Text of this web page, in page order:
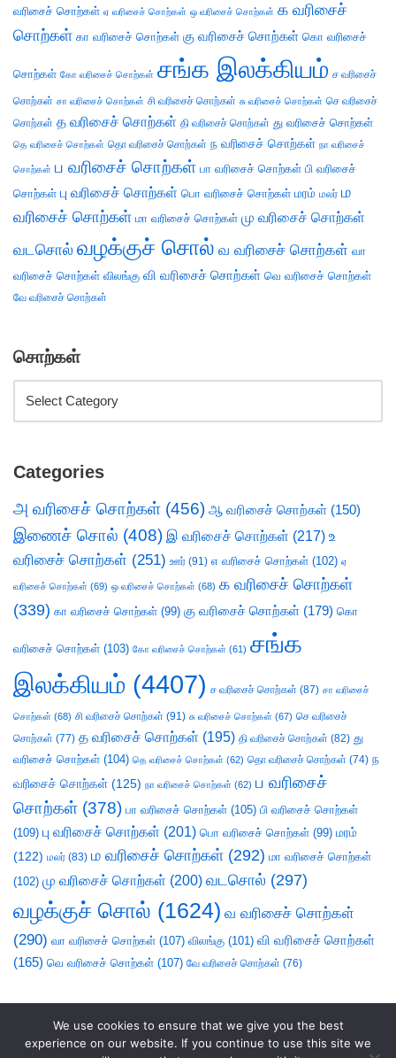
வரிசைச் சொற்கள் ஏ வரிசைச் சொற்கள் ஒ வரிசைச் சொற்கள் க வரிசைச்
சொற்கள் கா வரிசைச் சொற்கள் கு வரிசைச் சொற்கள் கொ வரிசைச்
சொற்கள் கோ வரிசைச் சொற்கள் சங்க இலக்கியம் ச வரிசைச்
சொற்கள் சா வரிசைச் சொற்கள் சி வரிசைச் சொற்கள் சு வரிசைச் சொற்கள் செ வரிசைச்
சொற்கள் த வரிசைச் சொற்கள் தி வரிசைச் சொற்கள் து வரிசைச் சொற்கள்
தெ வரிசைச் சொற்கள் தொ வரிசைச் சொற்கள் ந வரிசைச் சொற்கள் நா வரிசைச்
சொற்கள் ப வரிசைச் சொற்கள் பா வரிசைச் சொற்கள் பி வரிசைச்
சொற்கள் பு வரிசைச் சொற்கள் பொ வரிசைச் சொற்கள் மரம் மலர் ம
வரிசைச் சொற்கள் மா வரிசைச் சொற்கள் மு வரிசைச் சொற்கள்
வடசொல் வழக்குச் சொல் வ வரிசைச் சொற்கள் வா
வரிசைச் சொற்கள் விலங்கு வி வரிசைச் சொற்கள் வெ வரிசைச் சொற்கள்
வே வரிசைச் சொற்கள்
சொற்கள்
Categories
அ வரிசைச் சொற்கள் (456) ஆ வரிசைச் சொற்கள் (150)
இணைச் சொல் (408) இ வரிசைச் சொற்கள் (217) உ
வரிசைச் சொற்கள் (251) ஊர் (91) எ வரிசைச் சொற்கள் (102) ஏ
வரிசைச் சொற்கள் (69) ஒ வரிசைச் சொற்கள் (68) க வரிசைச் சொற்கள்
(339) கா வரிசைச் சொற்கள் (99) கு வரிசைச் சொற்கள் (179) கொ
வரிசைச் சொற்கள் (103) கோ வரிசைச் சொற்கள் (61) சங்க
இலக்கியம் (4407) ச வரிசைச் சொற்கள் (87) சா வரிசைச்
சொற்கள் (68) சி வரிசைச் சொற்கள் (91) சு வரிசைச் சொற்கள் (67) செ வரிசைச்
சொற்கள் (77) த வரிசைச் சொற்கள் (195) தி வரிசைச் சொற்கள் (82) து
வரிசைச் சொற்கள் (104) தெ வரிசைச் சொற்கள் (62) தொ வரிசைச் சொற்கள் (74) ந
வரிசைச் சொற்கள் (125) நா வரிசைச் சொற்கள் (62) ப வரிசைச்
சொற்கள் (378) பா வரிசைச் சொற்கள் (105) பி வரிசைச் சொற்கள்
(109) பு வரிசைச் சொற்கள் (201) பொ வரிசைச் சொற்கள் (99) மரம்
(122) மலர் (83) ம வரிசைச் சொற்கள் (292) மா வரிசைச் சொற்கள்
(102) மு வரிசைச் சொற்கள் (200) வடசொல் (297)
வழக்குச் சொல் (1624) வ வரிசைச் சொற்கள்
(290) வா வரிசைச் சொற்கள் (107) விலங்கு (101) வி வரிசைச் சொற்கள்
(165) வெ வரிசைச் சொற்கள் (107) வே வரிசைச் சொற்கள் (76)
We use cookies to ensure that we give you the best
experience on our website. If you continue to use this site we